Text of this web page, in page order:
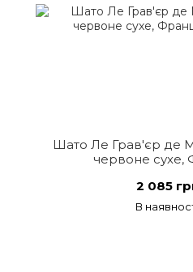
Шато Ле Грав'єр де
червоне сухе,
2 085
В